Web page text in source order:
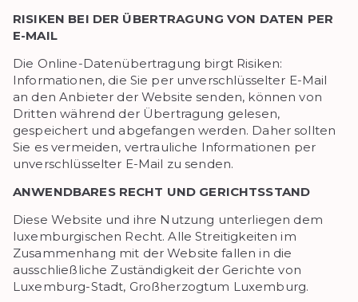
RISIKEN BEI DER ÜBERTRAGUNG VON DATEN PER
E-MAIL
Die Online-Datenübertragung birgt Risiken:
Informationen, die Sie per unverschlüsselter E-Mail
an den Anbieter der Website senden, können von
Dritten während der Übertragung gelesen,
gespeichert und abgefangen werden. Daher sollten
Sie es vermeiden, vertrauliche Informationen per
unverschlüsselter E-Mail zu senden.
ANWENDBARES RECHT UND GERICHTSSTAND
Diese Website und ihre Nutzung unterliegen dem
luxemburgischen Recht. Alle Streitigkeiten im
Zusammenhang mit der Website fallen in die
ausschließliche Zuständigkeit der Gerichte von
Luxemburg-Stadt, Großherzogtum Luxemburg.